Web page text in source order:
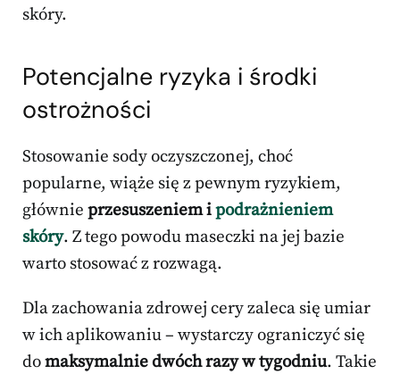
skóry.
Potencjalne ryzyka i środki
ostrożności
Stosowanie sody oczyszczonej, choć
popularne, wiąże się z pewnym ryzykiem,
głównie przesuszeniem ipodrażnieniem
skóry. Z tego powodu maseczki na jej bazie
warto stosować z rozwagą.
Dla zachowania zdrowej cery zaleca się umiar
w ich aplikowaniu – wystarczy ograniczyć się
domaksymalnie dwóch razy w tygodniu. Takie